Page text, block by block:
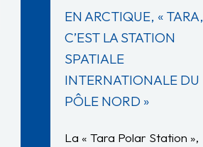
EN ARCTIQUE, « TARA,
C’EST LA STATION
SPATIALE
INTERNATIONALE DU
PÔLE NORD »
La « Tara Polar Station »,